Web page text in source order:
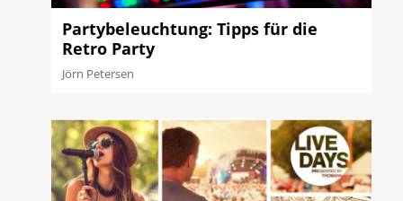
Partybeleuchtung: Tipps für die
Retro Party
Jörn Petersen